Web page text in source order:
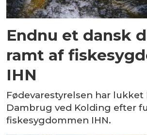
Endnu et dansk
ramt af
IHN
Fødevarestyrelsen har lukket
Dambrug ved Kolding efter
fiskesygdommen IHN.